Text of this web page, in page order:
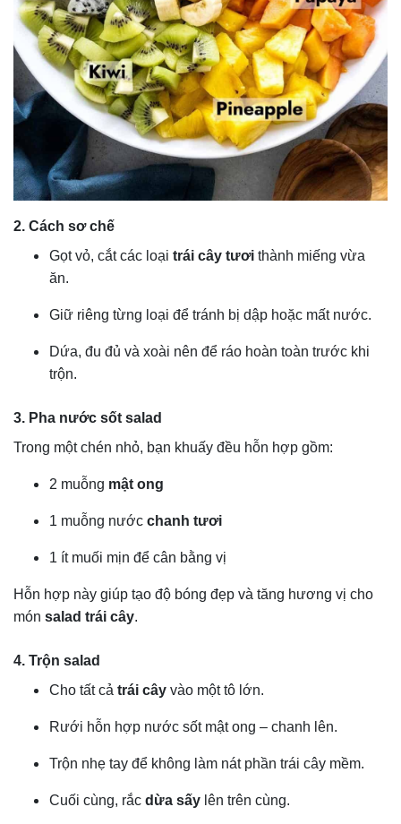
2. Cách sơ chế
Gọt vỏ, cắt các loại trái cây tươi thành miếng vừa
ăn.
Giữ riêng từng loại để tránh bị dập hoặc mất nước.
Dứa, đu đủ và xoài nên để ráo hoàn toàn trước khi
trộn.
3. Pha nước sốt salad
Trong một chén nhỏ, bạn khuấy đều hỗn hợp gồm:
2 muỗng mật ong
1 muỗng nước chanh tươi
1 ít muối mịn để cân bằng vị
Hỗn hợp này giúp tạo độ bóng đẹp và tăng hương vị cho
món salad trái cây.
4. Trộn salad
Cho tất cả trái cây vào một tô lớn.
Rưới hỗn hợp nước sốt mật ong – chanh lên.
Trộn nhẹ tay để không làm nát phần trái cây mềm.
Cuối cùng, rắc dừa sấy lên trên cùng.